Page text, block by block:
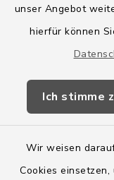
unser Angebot
hierfür können
Ich stimme
Wir weisen
Cookies
Amt
Amtsbroschüre
Wege-